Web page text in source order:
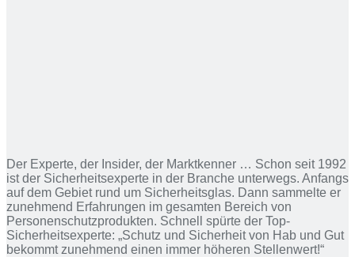
Der Experte, der Insider, der Marktkenner … Schon seit 1992
ist der Sicherheitsexperte in der Branche unterwegs. Anfangs
auf dem Gebiet rund um Sicherheitsglas. Dann sammelte er
zunehmend Erfahrungen im gesamten Bereich von
Personenschutzprodukten. Schnell spürte der Top-
Sicherheitsexperte: „Schutz und Sicherheit von Hab und Gut
bekommt zunehmend einen immer höheren Stellenwert!“